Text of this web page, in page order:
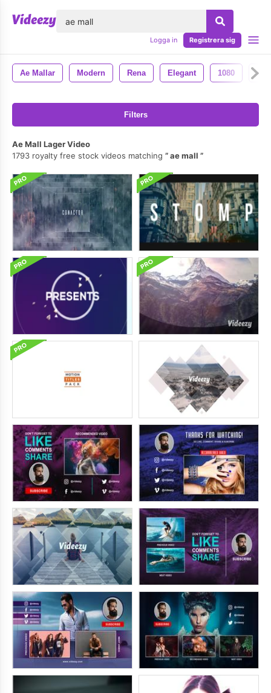
Logga in Registrera sig
Ae Mallar Modern Rena Elegant 1080
Filters
Ae Mall Lager Video
1793 royalty free stock videos matching
ae mall